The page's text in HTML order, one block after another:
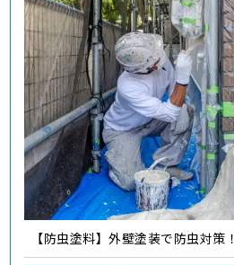
【防虫塗料】外壁塗装で防虫対策！